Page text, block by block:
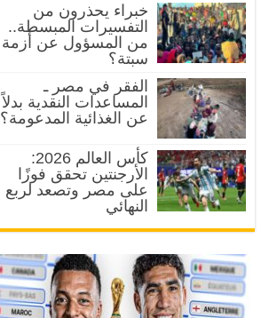
خبراء يحذرون من
التفسيرات المبسطة..
من المسؤول عن أزمة
سبتة؟
الفقر في مصر ـ
المساعدات النقدية بدلاً
عن الغذائية المدعومة؟
كأس العالم 2026:
الأرجنتين تحقق فوزًا
على مصر وتصعد لربع
النهائي